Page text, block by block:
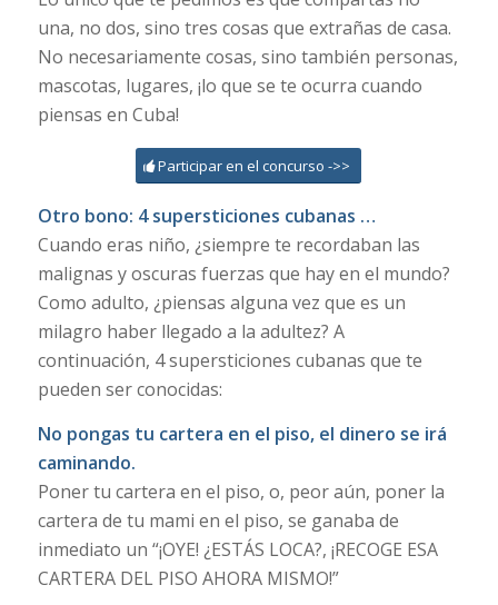
una, no dos, sino tres cosas que extrañas de casa.
No necesariamente cosas, sino también personas,
mascotas, lugares, ¡lo que se te ocurra cuando
piensas en Cuba!
Participar en el concurso ->>
Otro bono: 4 supersticiones cubanas …
Cuando eras niño, ¿siempre te recordaban las
malignas y oscuras fuerzas que hay en el mundo?
Como adulto, ¿piensas alguna vez que es un
milagro haber llegado a la adultez? A
continuación, 4 supersticiones cubanas que te
pueden ser conocidas:
No pongas tu cartera en el piso, el dinero se irá
caminando.
Poner tu cartera en el piso, o, peor aún, poner la
cartera de tu mami en el piso, se ganaba de
inmediato un “¡OYE! ¿ESTÁS LOCA?, ¡RECOGE ESA
CARTERA DEL PISO AHORA MISMO!”